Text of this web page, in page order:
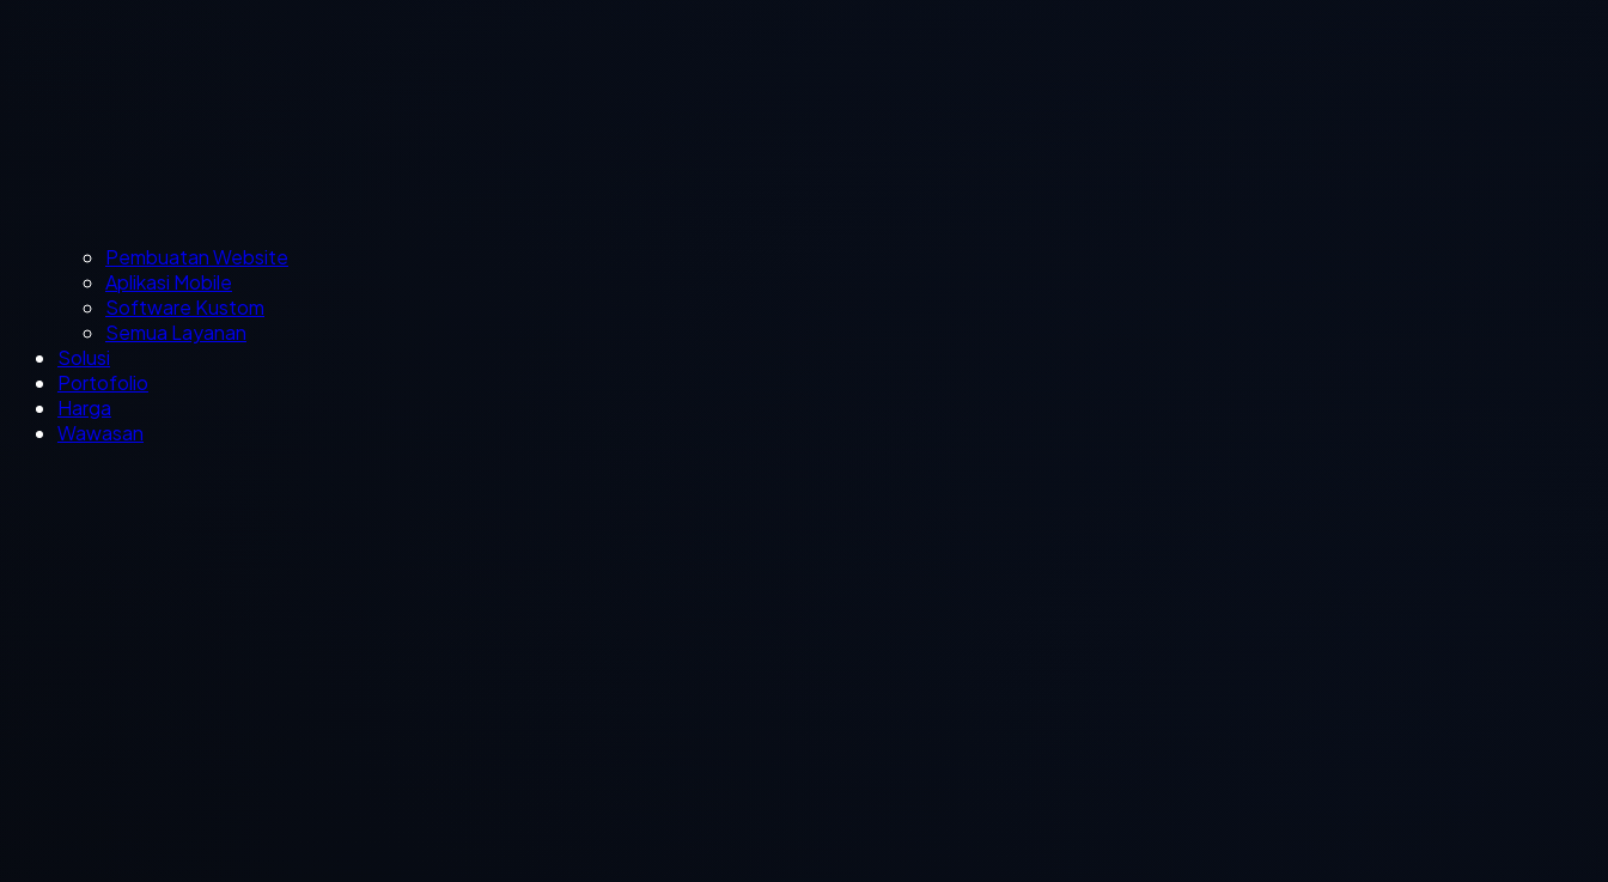
Pembuatan Website
Aplikasi Mobile
Software Kustom
Semua Layanan
Solusi
Portofolio
Harga
Wawasan